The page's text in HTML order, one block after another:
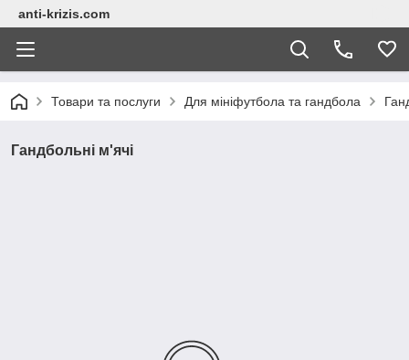
anti-krizis.com
Товари та послуги Для мініфутбола та гандбола
Гандбольні м'ячі